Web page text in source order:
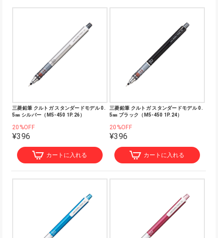
三菱鉛筆 クルトガ スタンダードモデル 0.
5㎜ シルバー（M5-450 1P.26）
20%OFF
¥396
カートに入れる
三菱鉛筆 クルトガ スタンダードモデル 0.
5㎜ ブラック（M5-450 1P.24）
20%OFF
¥396
カートに入れる